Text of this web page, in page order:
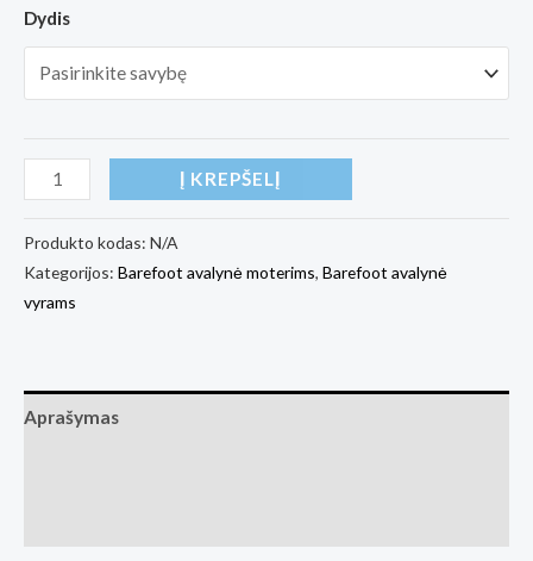
Dydis
produkto
Barefoot
Sneakers
Barebarics
Black
Į KREPŠELĮ
Produkto kodas: N/A
Kategorijos: Barefoot avalynė moterims, Barefoot avalynė
vyrams
Aprašymas